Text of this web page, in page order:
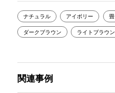
ナチュラル アイボリー 畳
ダークブラウン ライトブラウン
関連事例